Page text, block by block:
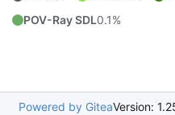
POV-Ray SDL0.1%
Powered by GiteaVersion: